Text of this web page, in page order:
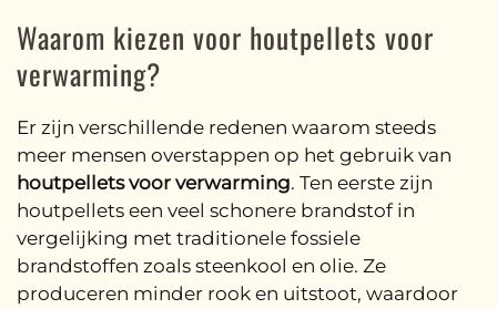
Waarom kiezen voor houtpellets voor
verwarming?
Er zijn verschillende redenen waarom steeds
meer mensen overstappen op het gebruik van
houtpellets voor verwarming. Ten eerste zijn
houtpellets een veel schonere brandstof in
vergelijking met traditionele fossiele
brandstoffen zoals steenkool en olie. Ze
produceren minder rook en uitstoot, waardoor